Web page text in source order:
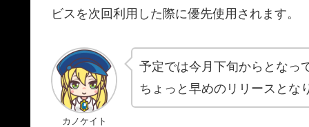
ビスを次回利用した際に優先使用されます。
カノケイト
予定では今月下旬からとなっ
ちょっと早めのリリースとな